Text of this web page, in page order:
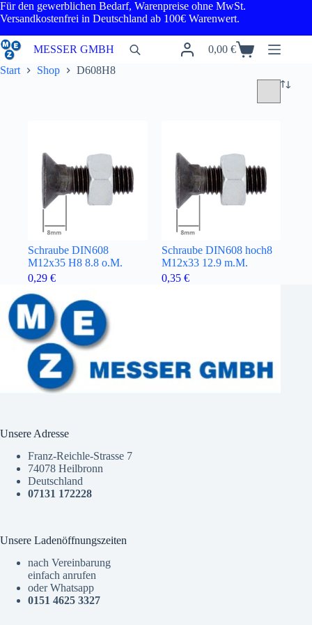
Zum
Inhalt
Für den gewerblichen Bedarf, Warenpreise ohne MwSt.
Versandkostenfrei in Deutschland ab 100€ Warenwert.
MESSER GMBH Warenkorb
0,00€
Start
Shop D608H8
Schraube DIN608
M12x35 H8 8.8 o.M.
0,29 €
Schraube DIN608 hoch8
M12x33 12.9 m.M.
0,35 €
Unsere Adresse
Franz-Reichle-Strasse 7
74078 Heilbronn
Deutschland
07131 172228
Unsere Ladenöffnungszeiten
nach Vereinbarung
einfach anrufen
oder Whatsapp
0151 4625 3327